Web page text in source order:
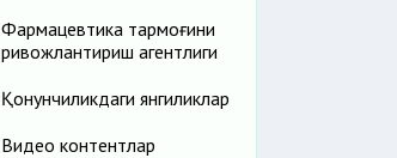
Фармацевтика тармоғини
ривожлантириш агентлиги
Қонунчиликдаги янгиликлар
Видео контентлар